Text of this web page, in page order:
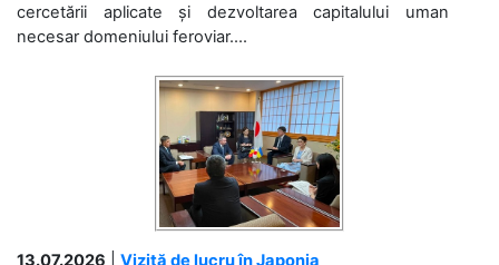
cercetării aplicate și dezvoltarea capitalului uman
necesar domeniului feroviar....
13.07.2026
Vizită de lucru în Japonia